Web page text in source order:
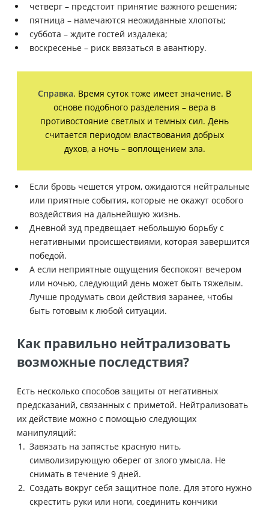
четверг – предстоит принятие важного решения;
пятница – намечаются неожиданные хлопоты;
суббота – ждите гостей издалека;
воскресенье – риск ввязаться в авантюру.
Справка. Время суток тоже имеет значение. В
основе подобного разделения – вера в
противостояние светлых и темных сил. День
считается периодом властвования добрых
духов, а ночь – воплощением зла.
Если бровь чешется утром, ожидаются нейтральные
или приятные события, которые не окажут особого
воздействия на дальнейшую жизнь.
Дневной зуд предвещает небольшую борьбу с
негативными происшествиями, которая завершится
победой.
А если неприятные ощущения беспокоят вечером
или ночью, следующий день может быть тяжелым.
Лучше продумать свои действия заранее, чтобы
быть готовым к любой ситуации.
Как правильно нейтрализовать
возможные последствия?
Есть несколько способов защиты от негативных
предсказаний, связанных с приметой. Нейтрализовать
их действие можно с помощью следующих
манипуляций:
Завязать на запястье красную нить,
символизирующую оберег от злого умысла. Не
снимать в течение 9 дней.
Создать вокруг себя защитное поле. Для этого нужно
скрестить руки или ноги, соединить кончики